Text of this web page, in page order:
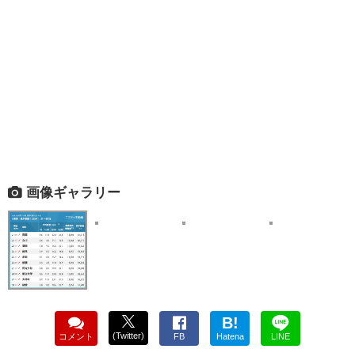
画像ギャラリー
コメント (Twitter) FB
B!
Hatena LINE